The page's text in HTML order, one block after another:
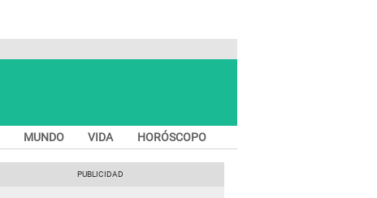
MUNDO VIDA HORÓSCOPO